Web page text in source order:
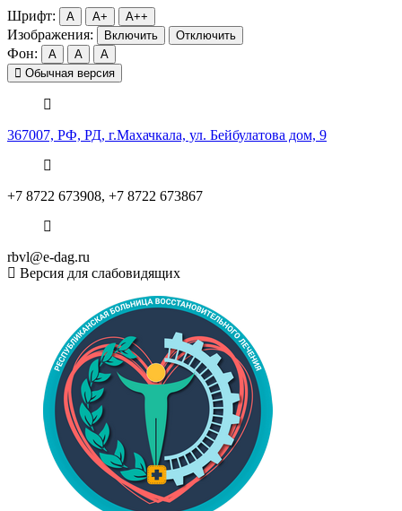
Шрифт: A A+ A++
Изображения: Включить Отключить
Фон: A A
A
Обычная версия
367007, РФ, РД, г.Махачкала, ул. Бейбулатова дом, 9
+7 8722 673908, +7 8722 673867
rbvl@e-dag.ru
Версия для слабовидящих